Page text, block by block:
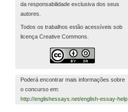
da responsabilidade exclusiva dos seus
autores.
Todos os trabalhos estão acessíveis sob
licença Creative Commons.
Poderá encontrar mais informações sobre
o concurso em:
http://englishessays.net/english-essay-help